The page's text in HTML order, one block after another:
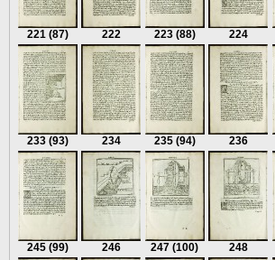
221 (87) 222 223 (88) 224
233 (93) 234 235 (94) 236
245 (99) 246 247 (100) 248